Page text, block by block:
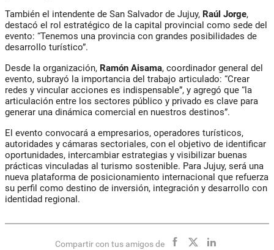
También el intendente de San Salvador de Jujuy, Raúl Jorge,
destacó el rol estratégico de la capital provincial como sede del
evento: “Tenemos una provincia con grandes posibilidades de
desarrollo turístico”.
Desde la organización, Ramón Aisama, coordinador general del
evento, subrayó la importancia del trabajo articulado: “Crear
redes y vincular acciones es indispensable”, y agregó que “la
articulación entre los sectores público y privado es clave para
generar una dinámica comercial en nuestros destinos”.
El evento convocará a empresarios, operadores turísticos,
autoridades y cámaras sectoriales, con el objetivo de identificar
oportunidades, intercambiar estrategias y visibilizar buenas
prácticas vinculadas al turismo sostenible. Para Jujuy, será una
nueva plataforma de posicionamiento internacional que refuerza
su perfil como destino de inversión, integración y desarrollo con
identidad regional.
Compartir con tus amigos de